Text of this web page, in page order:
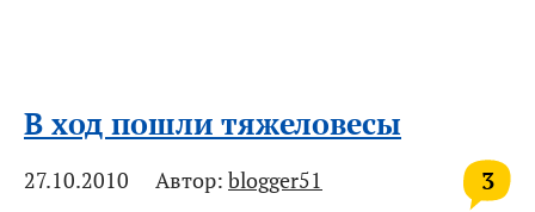
В ход пошли тяжеловесы
3
27.10.2010 Автор: blogger51